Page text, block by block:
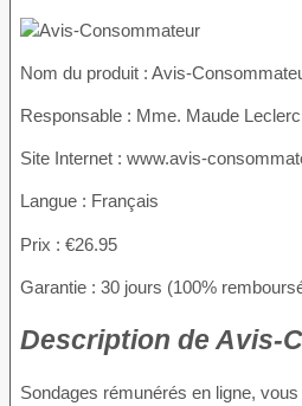
Nom du produit : Avis-
Responsable : Mme. Maude Leclerc
Site Internet : www.avis-
Langue : Français
Prix : €26.95
Garantie : 30 jours (100%
Description de Avis-
Sondages rémunérés en ligne,